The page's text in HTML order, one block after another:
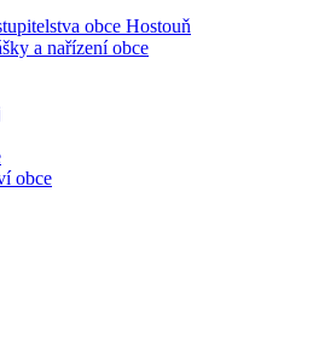
obce Hostouň
a nařízení obce
obce